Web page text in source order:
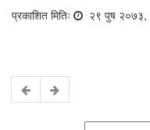
प्रकाशित मितिः २९ पुष २०७३,